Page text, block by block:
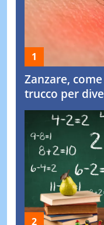
Zanzare,
trucco per